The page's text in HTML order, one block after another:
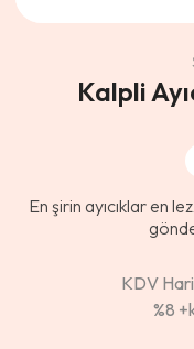
Kalpli
En şirin ayıcıklar en
KDV
%8